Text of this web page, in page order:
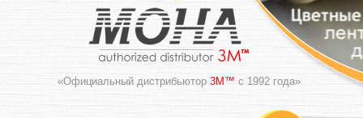
«Официальный дистрибьютор 3M™ с 1992 года»